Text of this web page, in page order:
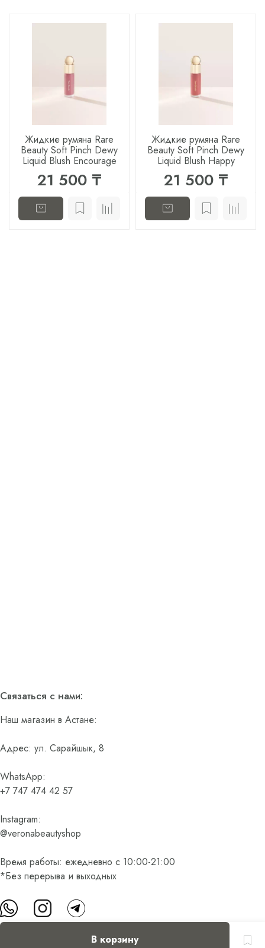
В корзину
Жидкие румяна Rare
Beauty Soft Pinch Dewy
Liquid Blush Encourage
21 500 ₸
Жидкие румяна Rare
Beauty Soft Pinch Dewy
Liquid Blush Happy
21 500 ₸
Связаться с нами:
Наш магазин в Астане:
Адрес: ул. Сарайшык, 8
WhatsApp:
+7 747 474 42 57
Instagram:
@veronabeautyshop
Время работы: ежедневно с 10:00-21:00
*Без перерыва и выходных